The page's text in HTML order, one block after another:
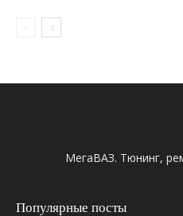
МегаВАЗ. Тюнинг,
Популярные посты